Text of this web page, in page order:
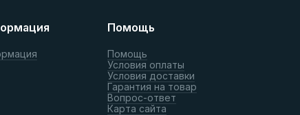
Помощь
Помощь
Условия оплаты
Условия доставки
Гарантия на товар
Вопрос-ответ
Карта сайта